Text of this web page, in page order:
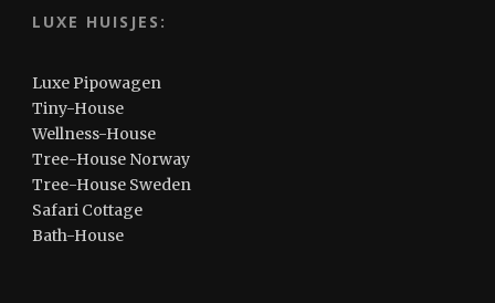
LUXE HUISJES:
Luxe Pipowagen
Tiny-House
Wellness-House
Tree-House Norway
Tree-House Sweden
Safari Cottage
Bath-House